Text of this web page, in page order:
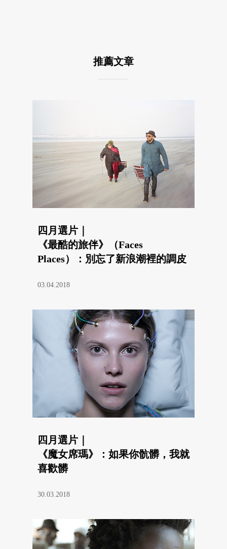
推薦文章
四月選片｜
《最酷的旅伴》（Faces
Places）：別忘了新浪潮裡的調皮
03.04.2018
四月選片｜
《魔女席瑪》：如果你骯髒，我就
喜歡髒
30.03.2018